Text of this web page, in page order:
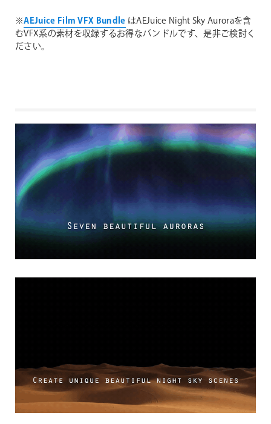
※AEJuice Film VFX Bundle はAEJuice Night Sky Auroraを含
むVFX系の素材を収録するお得なバンドルです、是非ご検討く
ださい。